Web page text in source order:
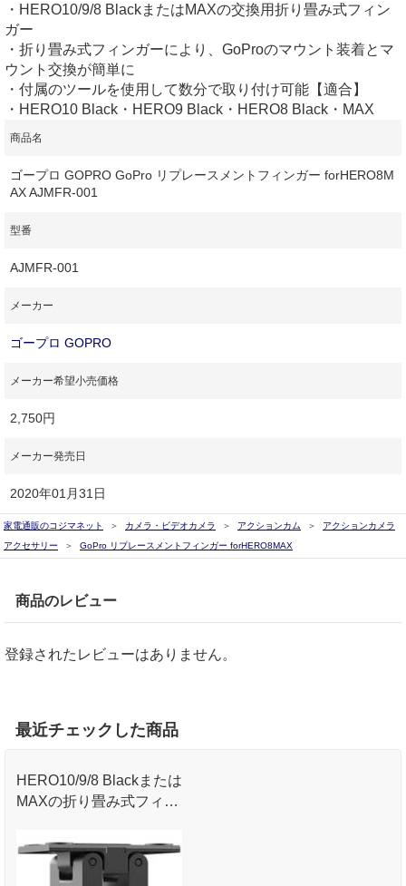
・HERO10/9/8 BlackまたはMAXの交換用折り畳み式フィン
ガー
・折り畳み式フィンガーにより、GoProのマウント装着とマ
ウント交換が簡単に
・付属のツールを使用して数分で取り付け可能【適合】
・HERO10 Black・HERO9 Black・HERO8 Black・MAX
商品名
ゴープロ GOPRO GoPro リプレースメントフィンガー forHERO8M
AX AJMFR-001
型番
AJMFR-001
メーカー
ゴープロ GOPRO
メーカー希望小売価格
2,750円
メーカー発売日
2020年01月31日
家電通販のコジマネット カメラ・ビデオカメラ アクションカム
アクションカメラ
アクセサリー
GoPro リプレースメントフィンガー forHERO8MAX
商品のレビュー
登録されたレビューはありません。
最近チェックした商品
HERO10/9/8 Blackまたは
MAXの折り畳み式フィン
交換用。